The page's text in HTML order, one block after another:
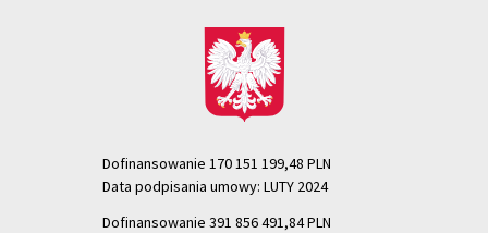
Dofinansowanie 170 151 199,48 PLN
Data podpisania umowy: LUTY 2024
Dofinansowanie 391 856 491,84 PLN